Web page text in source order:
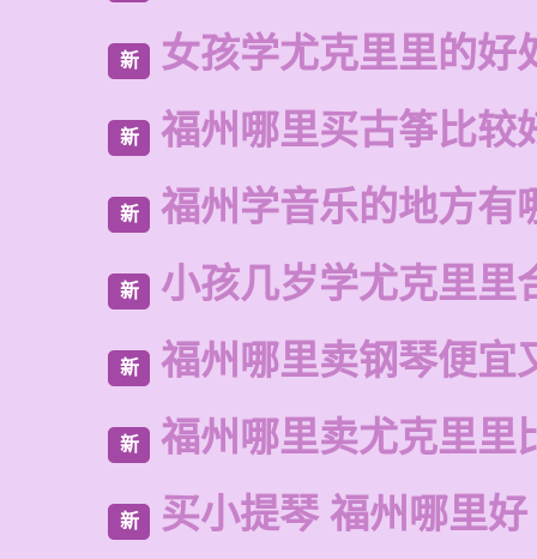
新 女孩学尤克里里的好
新 福州哪里买古筝比较
新 福州学音乐的地方有
新 小孩几岁学尤克里里
新 福州哪里卖钢琴便宜
新 福州哪里卖尤克里里
新 买小提琴 福州哪里好